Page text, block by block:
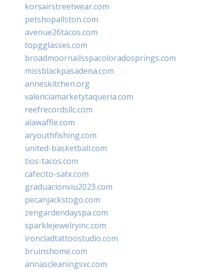
korsairstreetwear.com
petshopallston.com
avenue26tacos.com
topgglasses.com
broadmoornailsspacoloradosprings.com
missblackpasadena.com
anneskitchen.org
valenciamarketytaqueria.com
reefrecordsllc.com
alawaffle.com
aryouthfishing.com
united-basketball.com
tios-tacos.com
cafecito-satx.com
graduacionviu2023.com
pecanjackstogo.com
zengardendayspa.com
sparklejewelryinc.com
ironcladtattoostudio.com
bruinshome.com
annascleaningsvc.com